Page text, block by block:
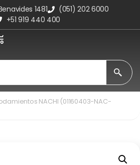
1481
(051) 202 6000
+51 919 440 400
NACHI (01160403-NAC-